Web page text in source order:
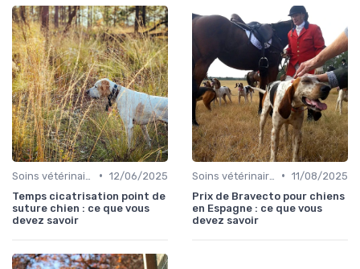
• 12/06/2025
Temps cicatrisation point de
suture chien : ce que vous
devez savoir
• 11/08/2025
Prix de Bravecto pour chiens
en Espagne : ce que vous
devez savoir